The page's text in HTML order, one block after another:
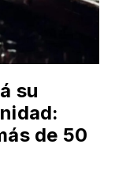
su
de 50